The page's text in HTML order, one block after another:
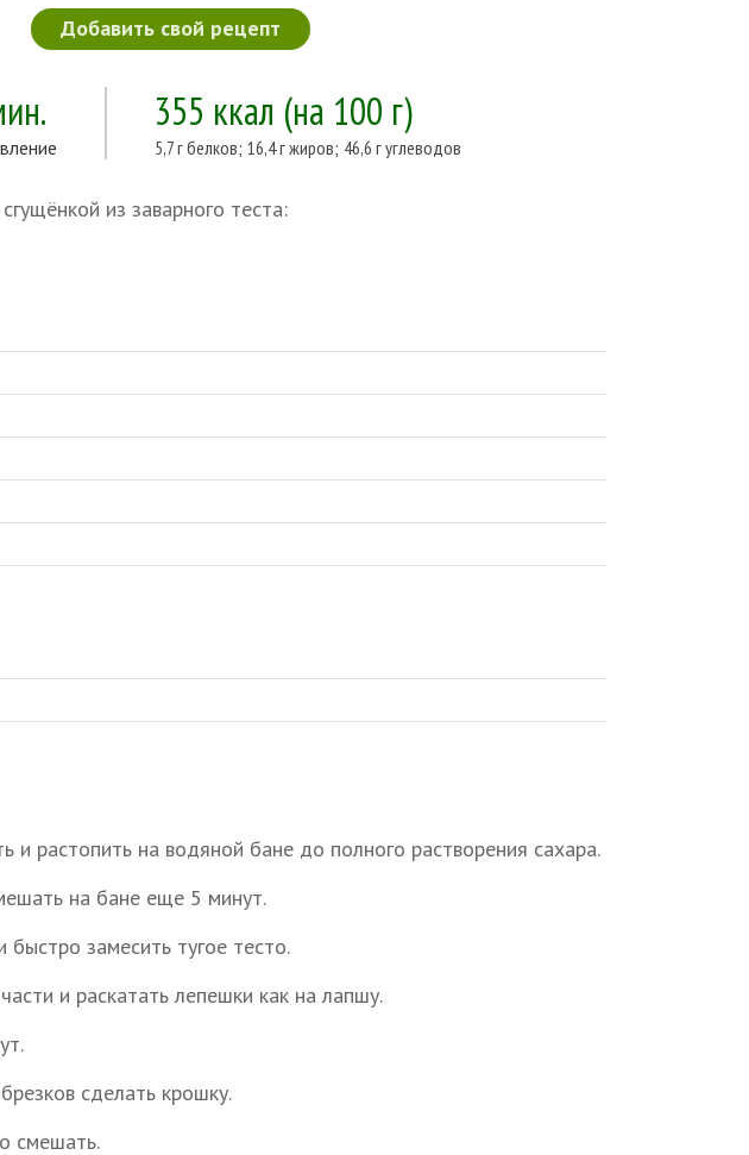
Добавить свой рецепт
355 ккал (на 100 г)
5,7 г белков; 16,4 г жиров; 46,6 г углеводов
из заварного теста:
и растопить на водяной бане до полного растворения сахара.
на бане еще 5 минут.
замесить тугое тесто.
и раскатать лепешки как на лапшу.
сделать крошку.
смешать.